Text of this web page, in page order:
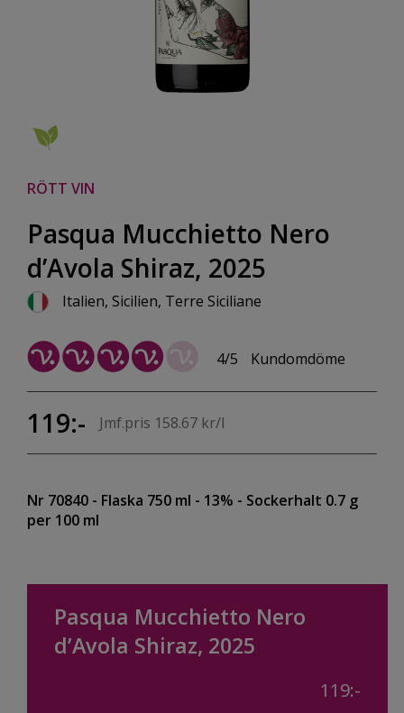
RÖTT VIN
Pasqua Mucchietto Nero
d’Avola Shiraz, 2025
Italien, Sicilien, Terre Siciliane
4/5 Kundomdöme
119:- Jmf.pris 158.67 kr/l
Nr 70840 - Flaska 750 ml - 13% - Sockerhalt 0.7 g
per 100 ml
Pasqua Mucchietto Nero
d’Avola Shiraz, 2025
119:-